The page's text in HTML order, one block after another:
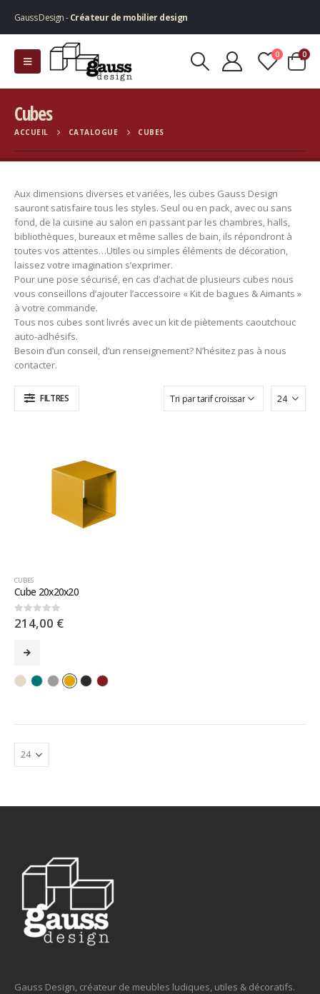
Gauss Design -Créateur de mobilier design
0 0
Cubes
ACCUEIL CATALOGUE CUBES
Aux dimensions diverses et variées, les cubes Gauss Design
sauront satisfaire tous les styles. Seul ou en pack, avec ou sans
fond, de la cuisine au salon en passant par les chambres, halls,
bibliothèques, bureaux et même salles de bain, ils répondront à
toutes vos attentes…Utiles ou simples éléments de décoration,
laissez votre imagination s’exprimer.
Pour une pose sécurisé, en cas d’achat de plusieurs cubes nous
vous conseillons d’ajouter l’accessoire « Kit de bagues & Aimants »
à votre commande.
Tous nos cubes sont livrés avec un kit de piètements caoutchouc
auto-adhésifs.
Besoin d’un conseil, d’un renseignement? N’hésitez pas à nous
contacter.
FILTRES
CUBES
Cube 20x20x20
0sur 5
214,00 €
Gauss Design, créateur de meubles ludiques, utiles & décoratifs.